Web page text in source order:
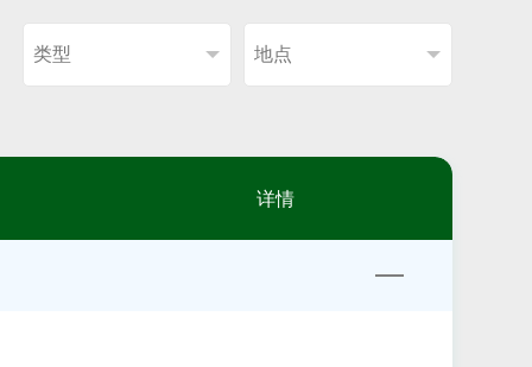
详情